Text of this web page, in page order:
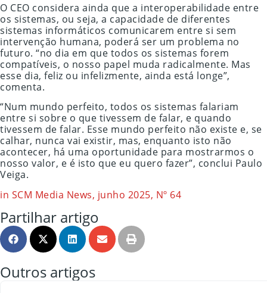
O CEO considera ainda que a interoperabilidade entre
os sistemas, ou seja, a capacidade de diferentes
sistemas informáticos comunicarem entre si sem
intervenção humana, poderá ser um problema no
futuro. “no dia em que todos os sistemas forem
compatíveis, o nosso papel muda radicalmente. Mas
esse dia, feliz ou infelizmente, ainda está longe”,
comenta.
“Num mundo perfeito, todos os sistemas falariam
entre si sobre o que tivessem de falar, e quando
tivessem de falar. Esse mundo perfeito não existe e, se
calhar, nunca vai existir, mas, enquanto isto não
acontecer, há uma oportunidade para mostrarmos o
nosso valor, e é isto que eu quero fazer”, conclui Paulo
Veiga.
in SCM Media News, junho 2025, Nº 64
Partilhar artigo
Outros artigos